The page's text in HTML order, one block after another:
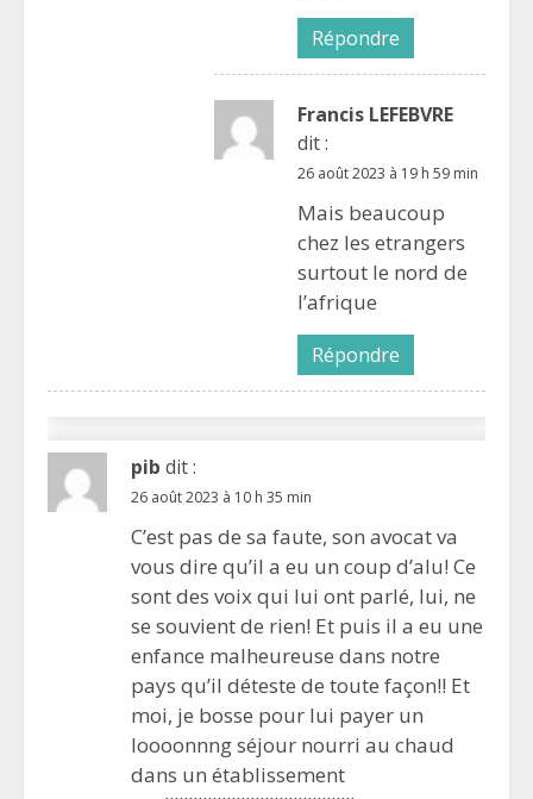
Répondre
Francis LEFEBVRE
dit :
26 août 2023 à 19 h 59 min
Mais beaucoup
chez les etrangers
surtout le nord de
l’afrique
Répondre
pib dit :
26 août 2023 à 10 h 35 min
C’est pas de sa faute, son avocat va
vous dire qu’il a eu un coup d’alu! Ce
sont des voix qui lui ont parlé, lui, ne
se souvient de rien! Et puis il a eu une
enfance malheureuse dans notre
pays qu’il déteste de toute façon!! Et
moi, je bosse pour lui payer un
loooonnng séjour nourri au chaud
dans un établissement